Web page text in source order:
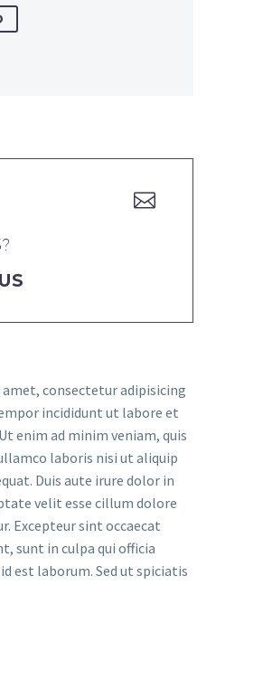


consectetur adipisicing
incididunt ut labore et
enim ad minim veniam, quis
laboris nisi ut aliquip
Duis aute irure dolor in
velit esse cillum dolore
Excepteur sint occaecat
sunt in culpa qui officia
est laborum. Sed ut spiciatis